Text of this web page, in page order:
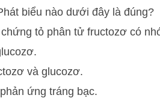
biểu nào dưới đây là đúng?
tỏ phân tử fructozơ có
và glucozơ.
ứng tráng bạc.